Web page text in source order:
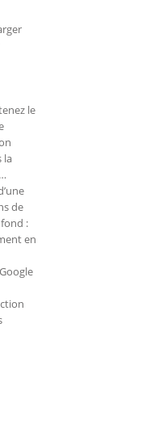
le
la
de
:
en